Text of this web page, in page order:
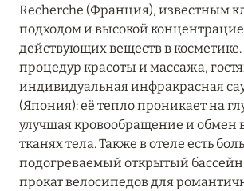
Recherche (Франция), известным
подходом и высокой
действующих веществ в
процедур красоты и массажа,
индивидуальная инфракрасная
(Япония): её тепло проникает на
улучшая кровообращение и обмен
тканях тела. Также в отеле есть
подогреваемый открытый
прокат велосипедов для